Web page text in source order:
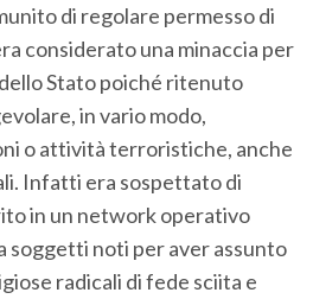
di regolare permesso di
considerato una minaccia per
Stato poiché ritenuto
in vario modo,
o attività terroristiche, anche
Infatti era sospettato di
in un network operativo
soggetti noti per aver assunto
radicali di fede sciita e